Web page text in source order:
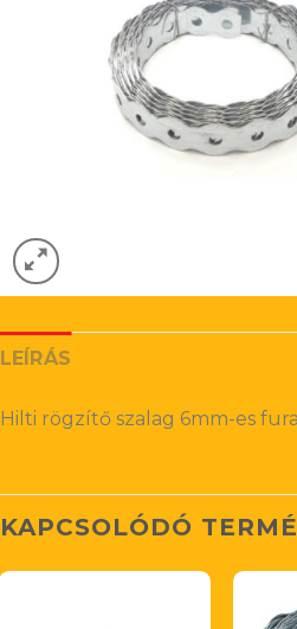
LEÍRÁS
Hilti rögzítő szalag 6mm-es
KAPCSOLÓDÓ